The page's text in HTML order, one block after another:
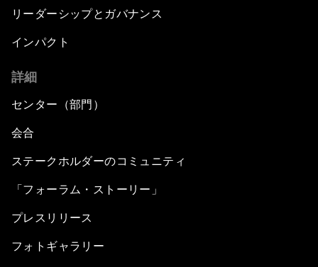
リーダーシップとガバナンス
インパクト
詳細
センター（部門）
会合
ステークホルダーのコミュニティ
「フォーラム・ストーリー」
プレスリリース
フォトギャラリー